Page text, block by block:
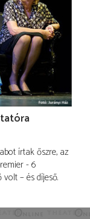
írtak őszre, az
- 6
– és díjeső.